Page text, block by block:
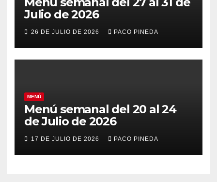
Julio de 2026
26 DE JULIO DE 2026 PACO PINEDA
MENÚ
Menú semanal del 20 al 24
de Julio de 2026
17 DE JULIO DE 2026 PACO PINEDA